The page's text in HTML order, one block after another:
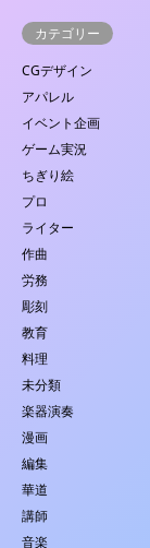
カテゴリー
CGデザイン
アパレル
イベント企画
ゲーム実況
ちぎり絵
プロ
ライター
作曲
労務
彫刻
教育
料理
未分類
楽器演奏
漫画
編集
華道
講師
音楽